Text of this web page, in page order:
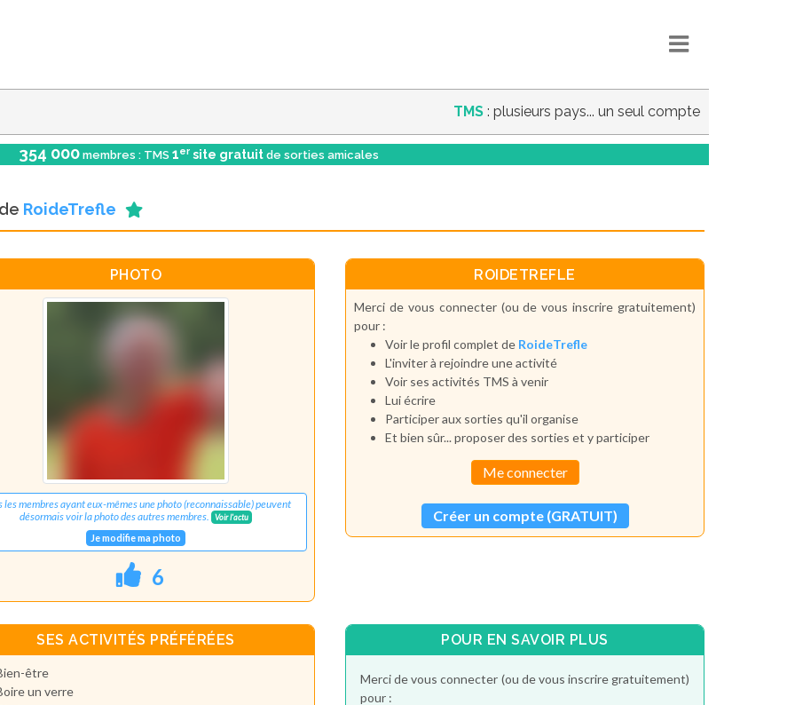
TMS : plusieurs pays... un seul compte
354 000 membres : TMS 1er site gratuit de sorties amicales
RoideTrefle
PHOTO
les membres ayant eux-mêmes une photo (reconnaissable) peuvent
désormais voir la photo des autres membres.
Voir l'actu
Je modifie ma photo
6
ROIDETREFLE
Merci de vous connecter (ou de vous inscrire gratuitement)
pour :
Voir le profil complet de RoideTrefle
L'inviter à rejoindre une activité
Voir ses activités TMS à venir
Lui écrire
Participer aux sorties qu'il organise
Et bien sûr... proposer des sorties et y participer
Me connecter
Créer un compte (GRATUIT)
SES ACTIVITÉS PRÉFÉRÉES
être
un verre
POUR EN SAVOIR PLUS
Merci de vous connecter (ou de vous inscrire gratuitement)
pour :